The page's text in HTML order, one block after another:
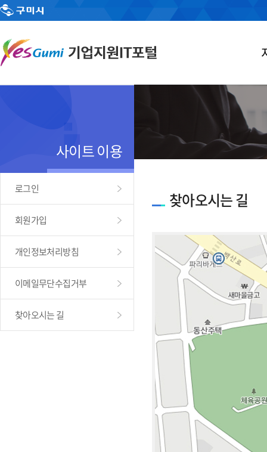
사이트 이용
로그인
회원가입
개인정보처리방침
이메일무단수집거부
찾아오시는 길
찾아오시는 길